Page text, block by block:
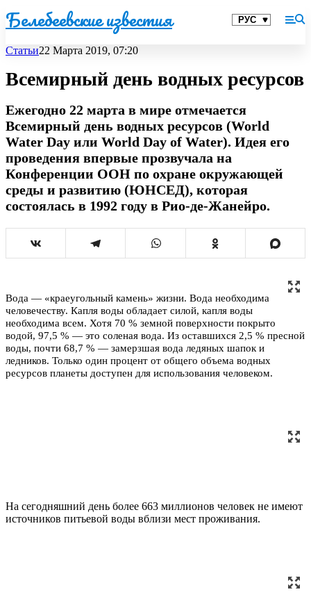
Белебеевские известия
Статьи22 Марта 2019, 07:20
Всемирный день водных ресурсов
Ежегодно 22 марта в мире отмечается
Всемирный день водных ресурсов (World
Water Day или World Day of Water). Идея его
проведения впервые прозвучала на
Конференции ООН по охране окружающей
среды и развитию (ЮНСЕД), которая
состоялась в 1992 году в Рио-де-Жанейро.
Вода — «краеугольный камень» жизни. Вода необходима
человечеству. Капля воды обладает силой, капля воды
необходима всем. Хотя 70 % земной поверхности покрыто
водой, 97,5 % — это соленая вода. Из оставшихся 2,5 % пресной
воды, почти 68,7 % — замерзшая вода ледяных шапок и
ледников. Только один процент от общего объема водных
ресурсов планеты доступен для использования человеком.
На сегодняшний день более 663 миллионов человек не имеют
источников питьевой воды вблизи мест проживания.